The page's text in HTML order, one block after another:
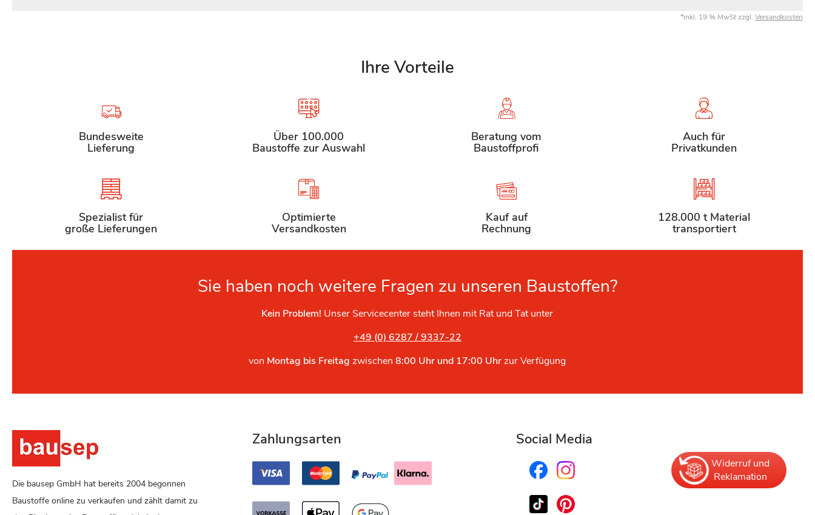
*inkl. 19 % MwSt zzgl. Versandkosten
Ihre Vorteile
Bundesweite
Lieferung
Über 100.000
Baustoffe zur Auswahl
Beratung vom
Baustoffprofi
Auch für
Privatkunden
Spezialist für
große Lieferungen
Optimierte
Versandkosten
Kauf auf
Rechnung
128.000 t Material
transportiert
Sie haben noch weitere Fragen zu unseren Baustoffen?
Kein Problem! Unser Servicecenter steht Ihnen mit Rat und Tat unter
+49 (0) 6287 / 9337-22
von Montag bis Freitag zwischen8:00 Uhr und 17:00 Uhrzur Verfügung
Die bausep GmbH hat bereits 2004 begonnen
Baustoffe online zu verkaufen und zählt damit zu
Zahlungsarten Social Media
Widerruf und
Reklamation